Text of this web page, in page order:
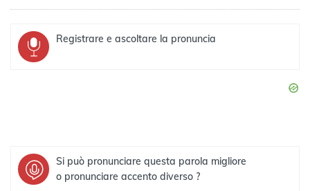
Registrare e ascoltare la pronuncia
Si può pronunciare questa parola migliore
o pronunciare accento diverso ?